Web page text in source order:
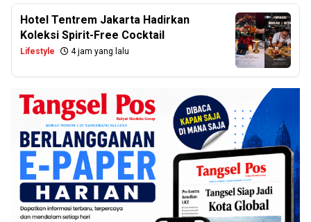
Hotel Tentrem Jakarta Hadirkan
Koleksi Spirit-Free Cocktail
Lifestyle 4 jam yang lalu